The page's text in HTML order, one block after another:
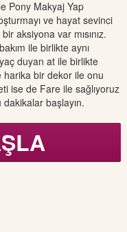
Pony Makyaj Yap
ve hayat sevinci
aksiyona var mısınız.
ile birlikte aynı
duyan at ile birlikte
harika bir dekor ile onu
ise de Fare ile sağlıyoruz
başlayın.